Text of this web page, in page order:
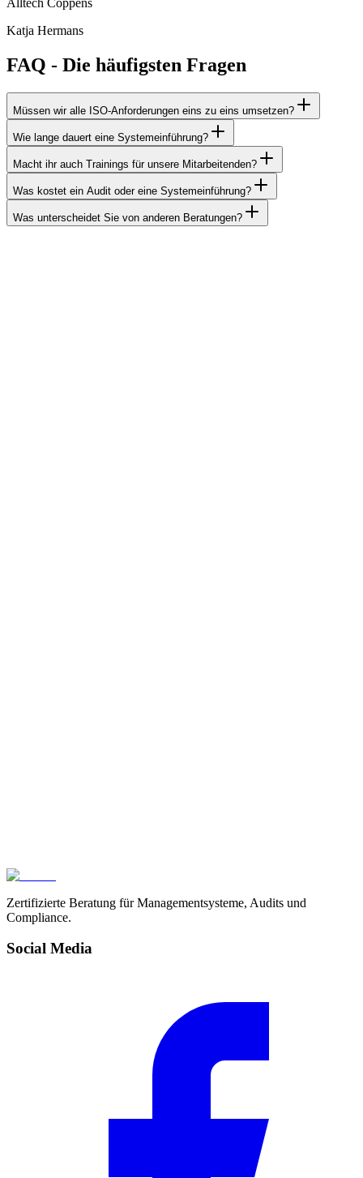
Katja Hermans
FAQ - Die häufigsten Fragen
Müssen wir alle ISO-Anforderungen eins zu eins umsetzen?
Wie lange dauert eine Systemeinführung?
Macht ihr auch Trainings für unsere Mitarbeitenden?
Was kostet ein Audit oder eine Systemeinführung?
Was unterscheidet Sie von anderen Beratungen?
Zertifizierte Beratung für Managementsysteme, Audits und
Compliance.
Social Media